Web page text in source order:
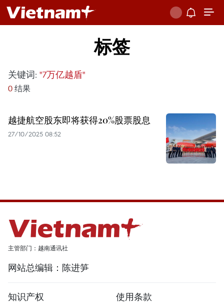
标签
关键词: "7万亿越盾"
0 结果
越捷航空股东即将获得20%股票股息
27/10/2025 08:52
主管部门：越南通讯社
网站总编辑：陈进笋
知识产权
使用条款